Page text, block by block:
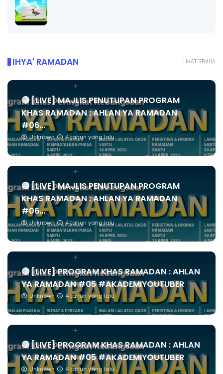
LIHAT SEMUA
IHYA' RAMADAN
🔴 [LIVE] MAJLIS PENUTUPAN PROGRAM
KHAS RAMADAN : AHLAN YA RAMADAN
#06...
Unknown 4 tahun yang lalu
🔴 [LIVE] MAJLIS PENUTUPAN PROGRAM
KHAS RAMADAN : AHLAN YA RAMADAN
#06...
Unknown 4 tahun yang lalu
🔴 [LIVE] PROGRAM KHAS RAMADAN : AHLAN
YA RAMADAN #05 #AKADEMIYOUTUBER
Unknown 4 tahun yang lalu
🔴 [LIVE] PROGRAM KHAS RAMADAN : AHLAN
YA RAMADAN #05 #AKADEMIYOUTUBER
Unknown 4 tahun yang lalu